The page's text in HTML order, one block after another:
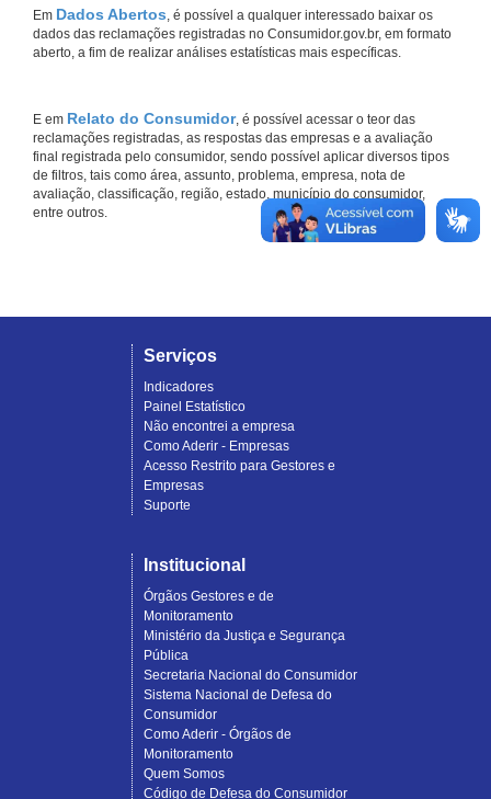
Em Dados Abertos, é possível a qualquer interessado baixar os
dados das reclamações registradas no Consumidor.gov.br, em formato
aberto, a fim de realizar análises estatísticas mais específicas.
E em Relato do Consumidor, é possível acessar o teor das
reclamações registradas, as respostas das empresas e a avaliação
final registrada pelo consumidor, sendo possível aplicar diversos tipos
de filtros, tais como área, assunto, problema, empresa, nota de
avaliação, classificação, região, estado, município do consumidor,
entre outros.
Serviços
Indicadores
Painel Estatístico
Não encontrei a empresa
Como Aderir - Empresas
Acesso Restrito para Gestores e
Empresas
Suporte
Institucional
Órgãos Gestores e de
Monitoramento
Ministério da Justiça e Segurança
Pública
Secretaria Nacional do Consumidor
Sistema Nacional de Defesa do
Consumidor
Como Aderir - Órgãos de
Monitoramento
Quem Somos
Código de Defesa do Consumidor